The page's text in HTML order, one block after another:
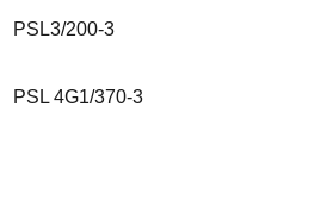
PSL3/200-3
PSL 4G1/370-3